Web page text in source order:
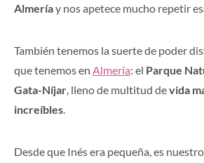
Almeríay nos apetece mucho repetir
También tenemos la suerte de poder
que tenemos en Almería: el Parque
Gata-Níjar, lleno de multitud devida
increíbles.
Desde que Inés era pequeña, es